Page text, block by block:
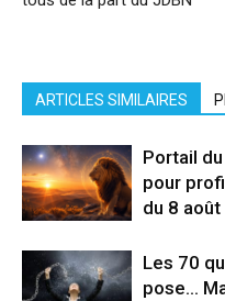
ARTICLES SIMILAIRES
Portail
pour
du 8 août
Les 70
pose…